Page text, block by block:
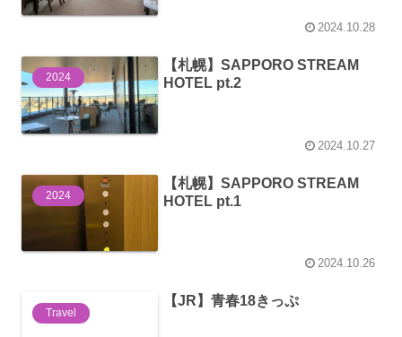
2024.10.28
2024
【札幌】SAPPORO STREAM
HOTEL pt.2
2024.10.27
2024
【札幌】SAPPORO STREAM
HOTEL pt.1
2024.10.26
Travel
【JR】青春18きっぷ